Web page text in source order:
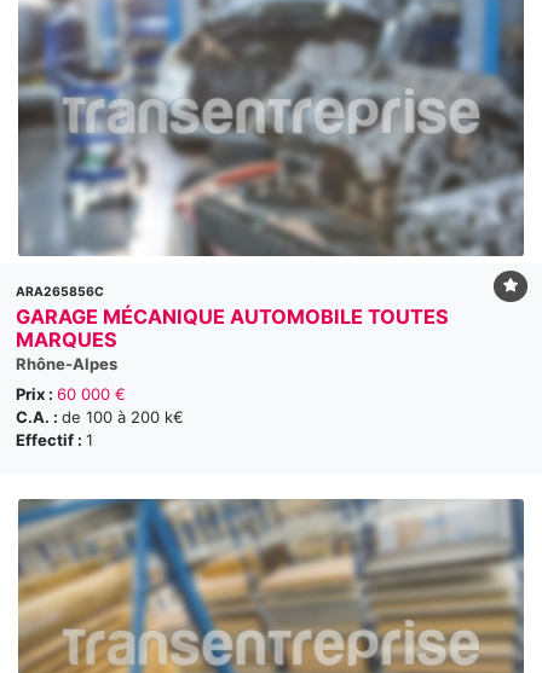
ARA265856C
GARAGE MÉCANIQUE AUTOMOBILE TOUTES
MARQUES
Rhône-Alpes
Prix : 60 000 €
C.A. : de 100 à 200 k€
Effectif : 1